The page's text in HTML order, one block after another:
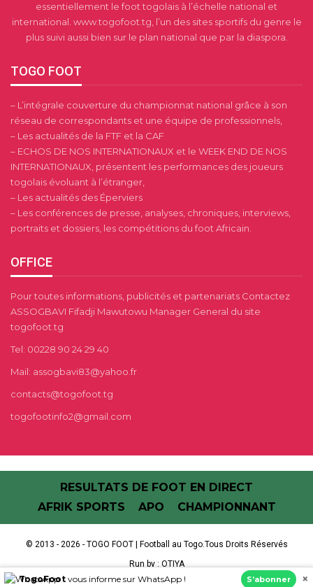
essentiellement le foot togolais à l’échelle national et
international. www.togofoot.tg, l’un des sites sportifs du genre le
plus suivi aussi bien sur le plan national que par la diaspora.
TOGO FOOT
– L’intégrale couverture du championnat national grâce à son
réseau de correspondants et une équipe de professionnels,
– Les actualités de la FTF et la CAF
– ECHOS DE NOS INTERNATIONAUX et le WEEK END DE NOS
INTERNATIONAUX, présentent les performances des joueurs
togolais évoluant à l’étranger,
– Les actualités des Éperviers
– Les conférences de presse, analyses, chroniques, interviews,
portraits et dossiers, les compétitions du foot Africain.
OFFICE
Pour toutes informations, publicités et partenariats Contactez
ASSOGBAVI Fifadji Mawutowu Manager General du site
togofoot.tg
Tel: 00228 90 24 29 40
Mail: assogbavi83@yahoo.fr
contacts@togofoot.tg
togofootinfo2@gmail.com
RESULTATS DE FOOT EN DIRECT
AFRIK SPORTS
APO CHAMPIONNANT
© 2013 - 2026 - TOGO FOOT | Football au Togo.Tous Droits Réservés
Run by : OTIYA
TogoFoot vous informe sur WhatsApp ! S’abonner ×